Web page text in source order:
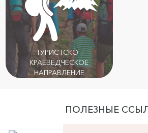
ТУРИСТСКО -
КРАЕВЕДЧЕСКОЕ
НАПРАВЛЕНИЕ
ПОЛЕЗНЫЕ